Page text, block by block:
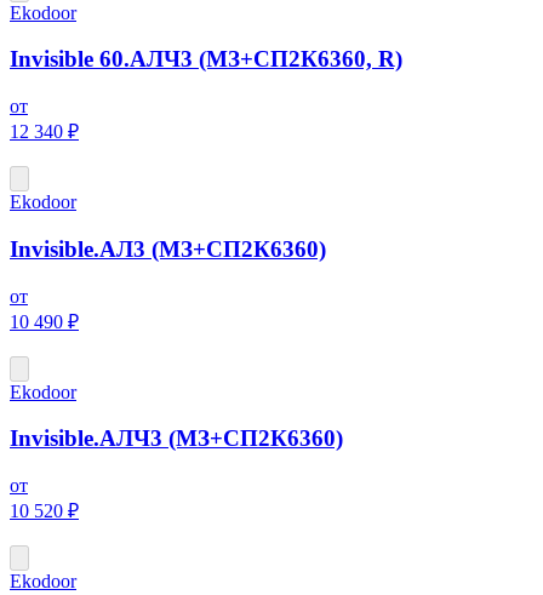
Ekodoor
Invisible 60.АЛЧ3 (МЗ+СП2К6360, R)
от
12 340 ₽
Ekodoor
Invisible.АЛ3 (МЗ+СП2К6360)
от
10 490 ₽
Ekodoor
Invisible.АЛЧ3 (МЗ+СП2К6360)
от
10 520 ₽
Ekodoor